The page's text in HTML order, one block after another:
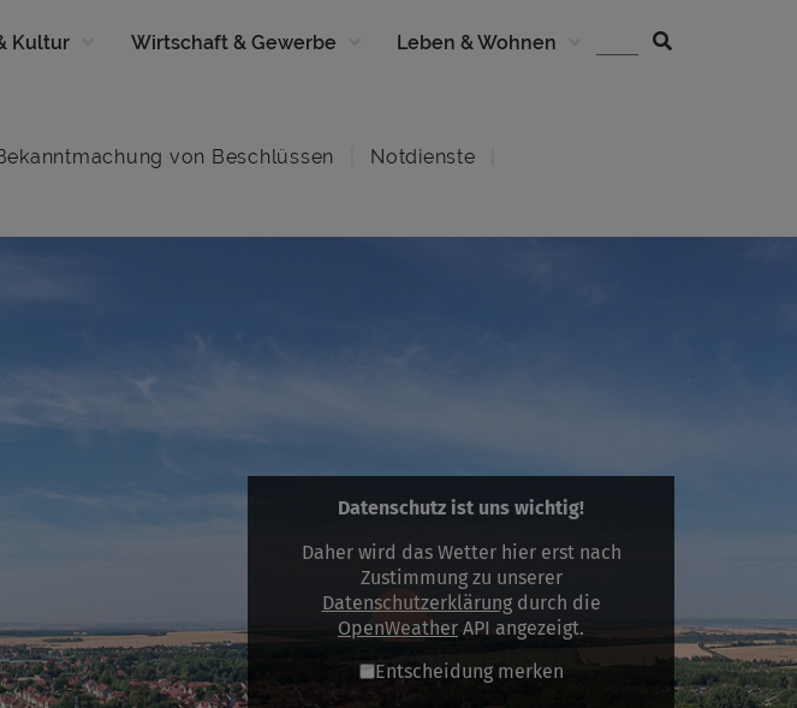
Kultur Wirtschaft & Gewerbe Leben & Wohnen
von Beschlüssen
Notdienste
Datenschutz ist uns wichtig!
Daher wird das Wetter hier erst nach
Zustimmung zu unserer
Datenschutzerklärungdurch die
OpenWeather API angezeigt.
Entscheidung merken